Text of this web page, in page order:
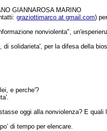
GIANNAROSA MARINO
graziottimarco at gmail.com)
nonviolenta",
solidarieta', per la difesa della
e perche'?
oggi alla nonviolenza? E quali
di tempo per elencare.